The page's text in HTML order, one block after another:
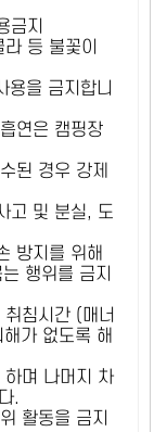
금지
등 불꽃이
을 금지합니
연은 캠핑장
된 경우 강제
고 및 분실, 도
방지를 위해
행위를 금지
침시간 (매너
가 없도록 해
며 나머지 차
.
활동을 금지